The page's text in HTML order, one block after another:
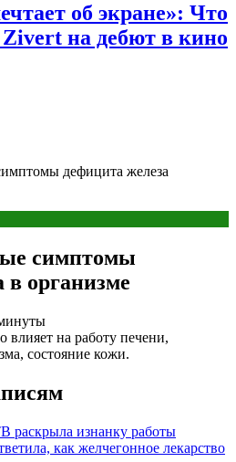
об экране»: Что
Zivert на дебют в кино
дефицита железа
симптомы
в организме
влияет на работу печени,
состояние кожи.
раскрыла изнанку работы
как желчегонное лекарство